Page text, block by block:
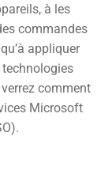
à les
commandes
appliquer
comment
Microsoft